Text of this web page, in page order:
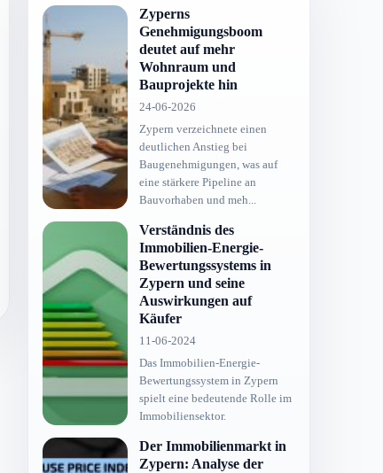
Zyperns
Genehmigungsboom
deutet auf mehr
Wohnraum und
Bauprojekte hin
24-06-2026
Zypern verzeichnete einen
deutlichen Anstieg bei
Baugenehmigungen, was auf
eine stärkere Pipeline an
Bauvorhaben und meh...
Verständnis des
Immobilien-Energie-
Bewertungssystems in
Zypern und seine
Auswirkungen auf
Käufer
11-06-2024
Das Immobilien-Energie-
Bewertungssystem in Zypern
spielt eine bedeutende Rolle im
Immobiliensektor.
Der Immobilienmarkt in
Zypern: Analyse der